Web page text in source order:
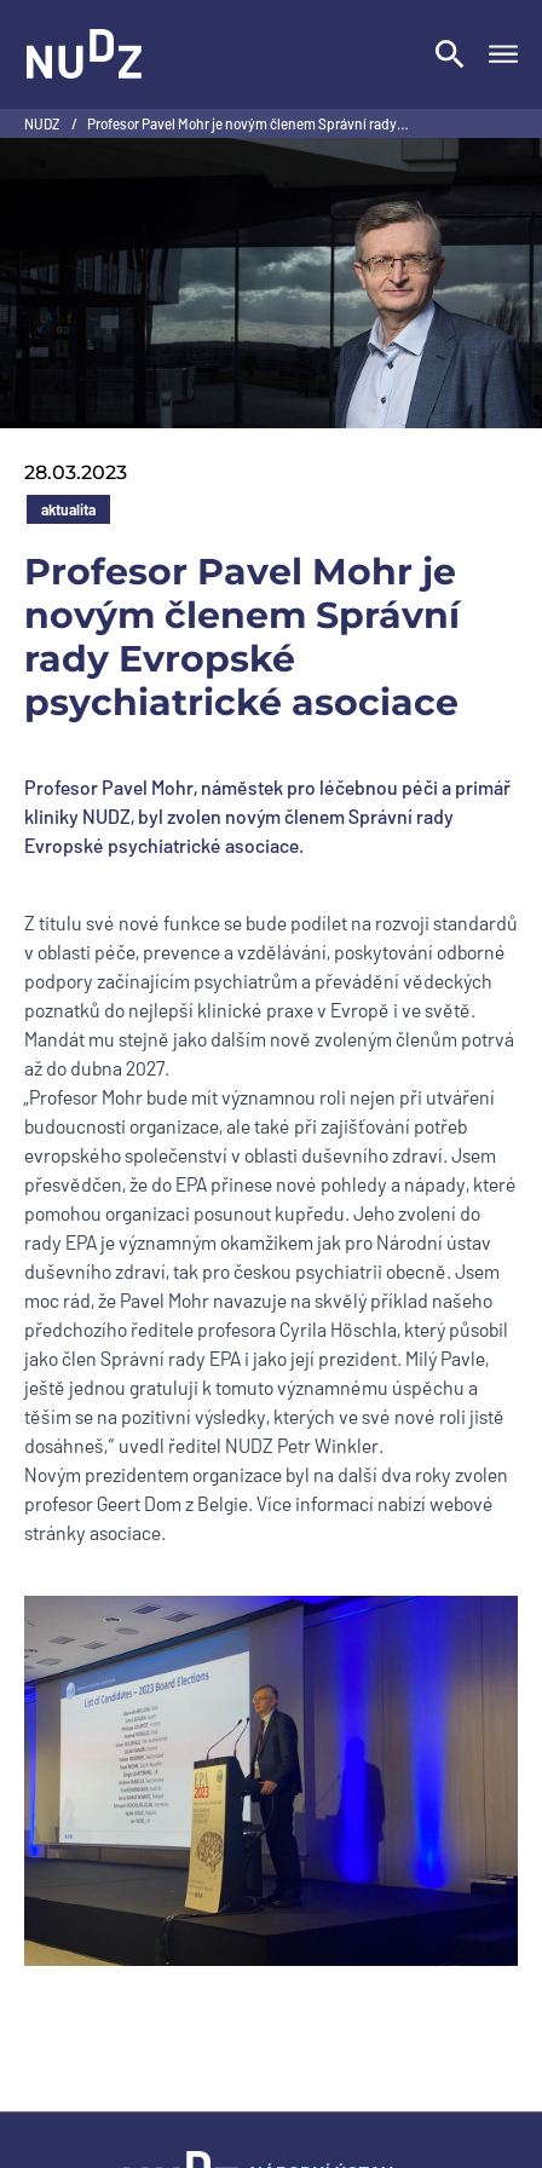
NUDZ / Profesor Pavel Mohr je novým členem Správní rady…
28.03.2023
aktualita
Profesor Pavel Mohr je
novým členem Správní
rady Evropské
psychiatrické asociace
Profesor Pavel Mohr, náměstek pro léčebnou péči a primář
kliniky NUDZ, byl zvolen novým členem Správní rady
Evropské psychiatrické asociace.
Z titulu své nové funkce se bude podílet na rozvoji standardů
v oblasti péče, prevence a vzdělávání, poskytování odborné
podpory začínajícím psychiatrům a převádění vědeckých
poznatků do nejlepší klinické praxe v Evropě i ve světě.
Mandát mu stejně jako dalším nově zvoleným členům potrvá
až do dubna 2027.
„Profesor Mohr bude mít významnou roli nejen při utváření
budoucnosti organizace, ale také při zajišťování potřeb
evropského společenství v oblasti duševního zdraví. Jsem
přesvědčen, že do EPA přinese nové pohledy a nápady, které
pomohou organizaci posunout kupředu. Jeho zvolení do
rady EPA je významným okamžikem jak pro Národní ústav
duševního zdraví, tak pro českou psychiatrii obecně. Jsem
moc rád, že Pavel Mohr navazuje na skvělý příklad našeho
předchozího ředitele profesora Cyrila Höschla, který působil
jako člen Správní rady EPA i jako její prezident. Milý Pavle,
ještě jednou gratuluji k tomuto významnému úspěchu a
těším se na pozitivní výsledky, kterých ve své nové roli jistě
dosáhneš,“ uvedl ředitel NUDZ Petr Winkler.
Novým prezidentem organizace byl na další dva roky zvolen
profesor Geert Dom z Belgie. Více informací nabízí webové
stránky asociace.